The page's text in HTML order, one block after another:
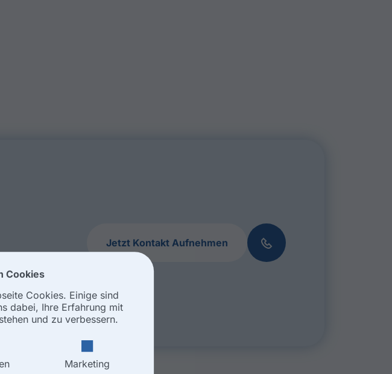
Jetzt Kontakt Aufnehmen
Cookies
Cookies. Einige sind
mit
und zu verbessern.
Marketing